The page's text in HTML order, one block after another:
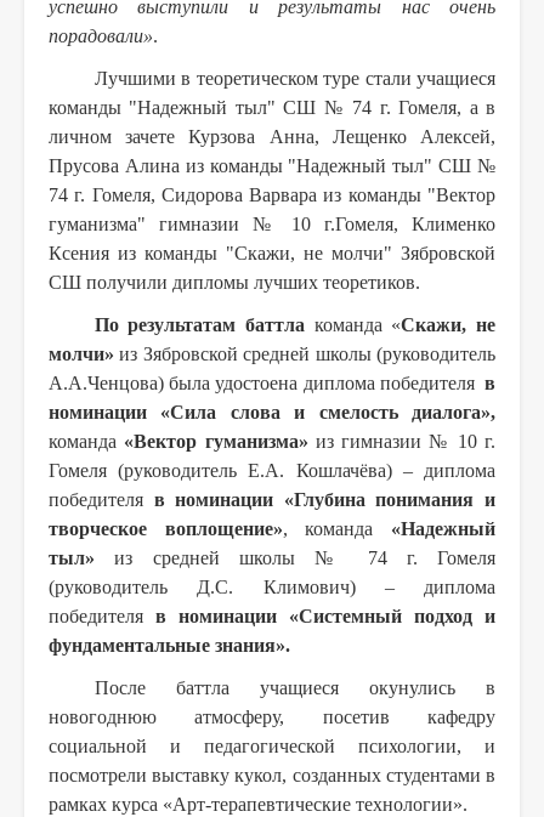
успешно выступили и результаты нас очень
порадовали».
Лучшими в теоретическом туре стали учащиеся
команды "Надежный тыл" СШ № 74 г. Гомеля, а в
личном зачете Курзова Анна, Лещенко Алексей,
Прусова Алина из команды "Надежный тыл" СШ №
74 г. Гомеля, Сидорова Варвара из команды "Вектор
гуманизма" гимназии № 10 г.Гомеля, Клименко
Ксения из команды "Скажи, не молчи" Зябровской
СШ получили дипломы лучших теоретиков.
По результатам баттла команда «Скажи, не
молчи» из Зябровской средней школы (руководитель
А.А.Ченцова) была удостоена диплома победителя в
номинации «Сила слова и смелость диалога»,
команда «Вектор гуманизма» из гимназии № 10 г.
Гомеля (руководитель Е.А. Кошлачёва) – диплома
победителя в номинации «Глубина понимания и
творческое воплощение», команда «Надежный
тыл»из средней школы № 74 г. Гомеля
(руководитель Д.С. Климович) – диплома
победителя в номинации «Системный подход и
фундаментальные знания».
После баттла учащиеся окунулись в
новогоднюю атмосферу, посетив кафедру
социальной и педагогической психологии, и
посмотрели выставку кукол, созданных студентами в
рамках курса «Арт-терапевтические технологии».